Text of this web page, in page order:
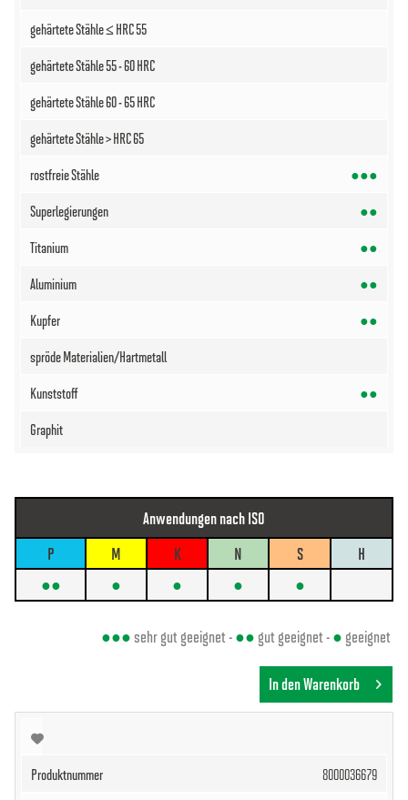
●●●
●●
●●
●●
●●
●●
Anwendungen nach ISO
P
M K N S
H
●●
● ● ● ●
●●●sehr gut geeignet -●● gut geeignet -● geeignet
In den Warenkorb
8000036679